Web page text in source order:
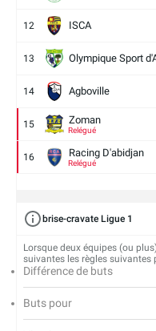
12 ISCA
13 Olympique Sport
14 Agboville
15 Zoman
Relégué
16 Racing D'abidjan
Relégué
brise-cravate Ligue 1
Lorsque deux équipes (ou
suivantes les règles suivantes
Différence de buts
Buts pour